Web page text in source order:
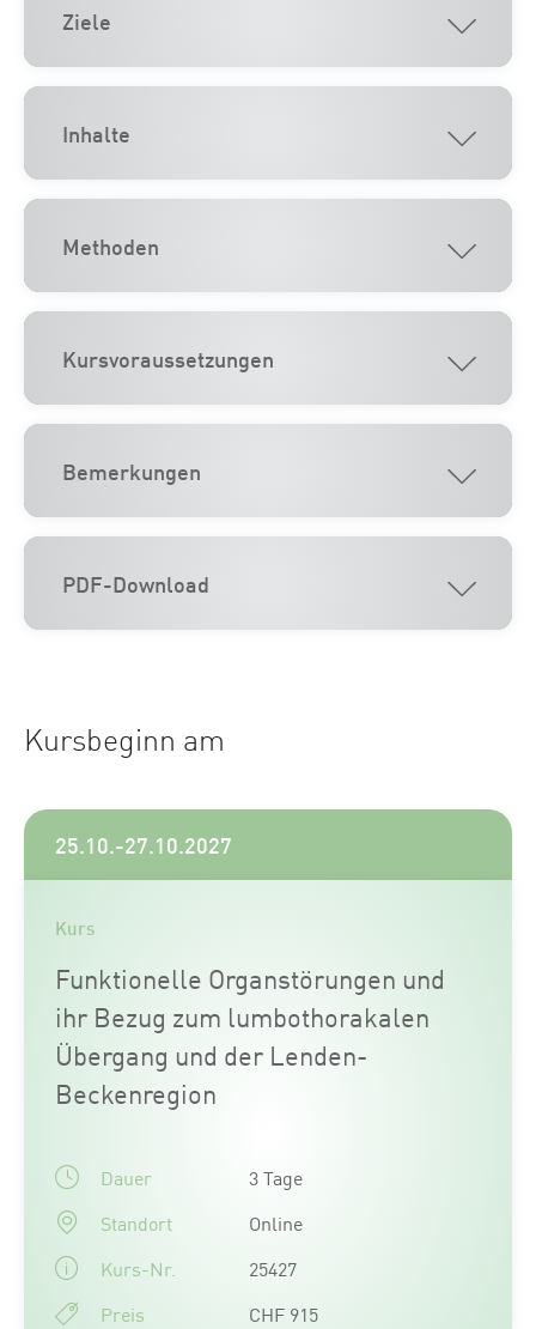
Ziele
Inhalte
Methoden
Kursvoraussetzungen
Bemerkungen
PDF-Download
Kursbeginn am
25.10.-27.10.2027
Kurs
Funktionelle Organstörungen und
ihr Bezug zum lumbothorakalen
Übergang und der Lenden-
Beckenregion
Dauer
3 Tage
Standort
Online
Kurs-Nr.
25427
Preis
CHF 915